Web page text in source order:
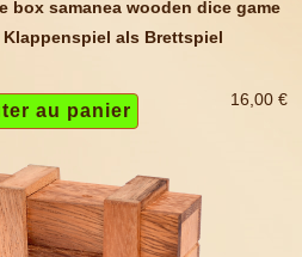
als Brettspiel
16,00 €